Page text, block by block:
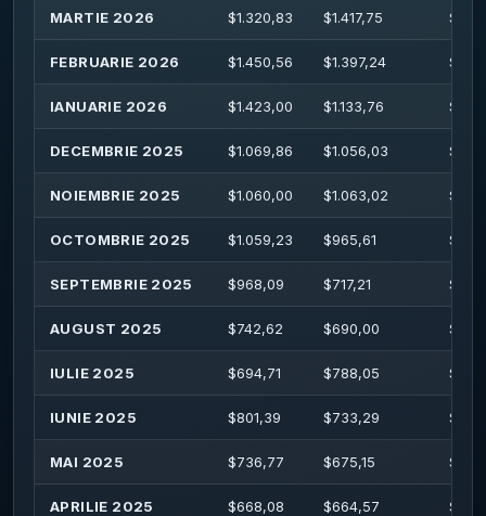
MARTIE 2026 $1.320,83 $1.417,75 $
FEBRUARIE 2026 $1.450,56 $1.397,24 $
IANUARIE 2026 $1.423,00 $1.133,76 $
DECEMBRIE 2025 $1.069,86 $1.056,03 $
NOIEMBRIE 2025 $1.060,00 $1.063,02 $
OCTOMBRIE 2025 $1.059,23 $965,61 $
SEPTEMBRIE 2025 $968,09 $717,21 $
AUGUST 2025 $742,62 $690,00 $
IULIE 2025 $694,71 $788,05 $
IUNIE 2025 $801,39 $733,29 $
MAI 2025 $736,77 $675,15 $
APRILIE 2025 $668,08 $664,57 $